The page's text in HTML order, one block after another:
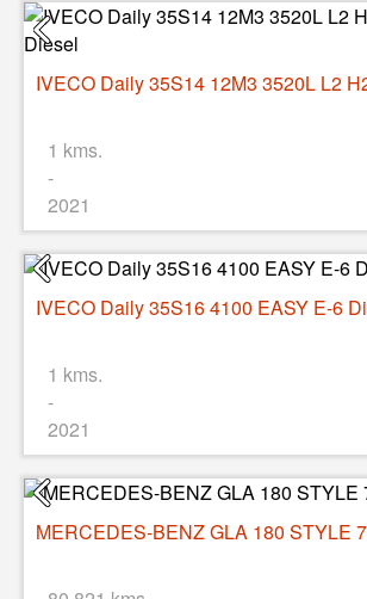
1 kms.
-
2021
IVECO Daily 35S16 4100 EASY E-6
1 kms.
-
2021